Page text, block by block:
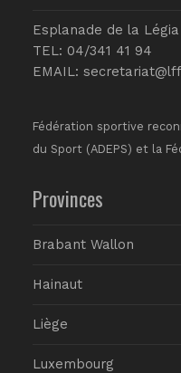
Esplanade de la
TEL: 04/341 41 94
EMAIL:
Fédération sportive
du Sport (ADEPS) et la
Provinces
Brabant Wallon
Hainaut
Liège
Luxembourg